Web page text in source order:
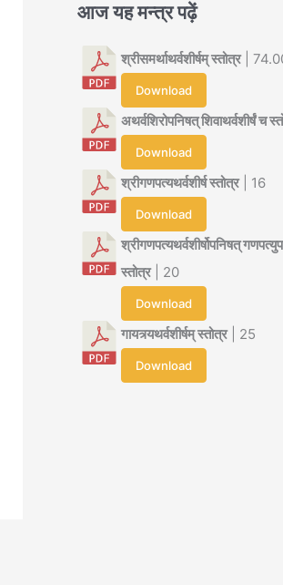
आज यह मन्त्र पढ़ें
श्रीसमर्थाथर्वशीर्षम् स्तोत्र|
Download
अथर्वशिरोपनिषत् शिवाथर्वशीर्षं च
Download
श्रीगणपत्यथर्वशीर्ष स्तोत्र| 16
Download
श्रीगणपत्यथर्वशीर्षोपनिषत्
स्तोत्र| 20
Download
गायत्र्यथर्वशीर्षम् स्तोत्र| 25
Download